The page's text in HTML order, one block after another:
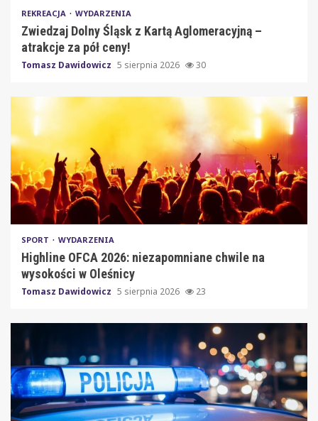
REKREACJA WYDARZENIA
Zwiedzaj Dolny Śląsk z Kartą Aglomeracyjną –
atrakcje za pół ceny!
Tomasz Dawidowicz 5 sierpnia 2026 30
SPORT WYDARZENIA
Highline OFCA 2026: niezapomniane chwile na
wysokości w Oleśnicy
Tomasz Dawidowicz 5 sierpnia 2026 23